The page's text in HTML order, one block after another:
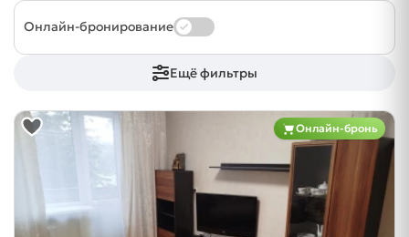
Онлайн-бронирование
Ещё фильтры
Онлайн-бронь